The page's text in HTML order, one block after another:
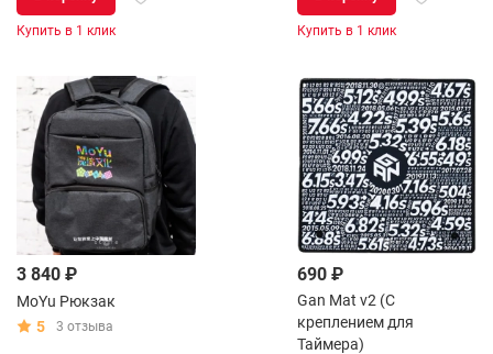
Купить в 1 клик Купить в 1 клик
3 840 ₽
MoYu Рюкзак
5
3 отзыва
690 ₽
Gan Mat v2 (С
креплением для
Таймера)